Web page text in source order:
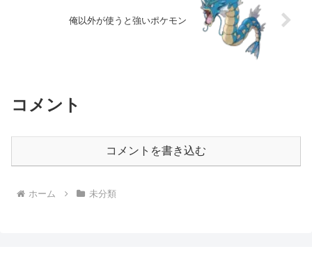
俺以外が使うと強いポケモン
コメント
コメントを書き込む
ホーム 未分類